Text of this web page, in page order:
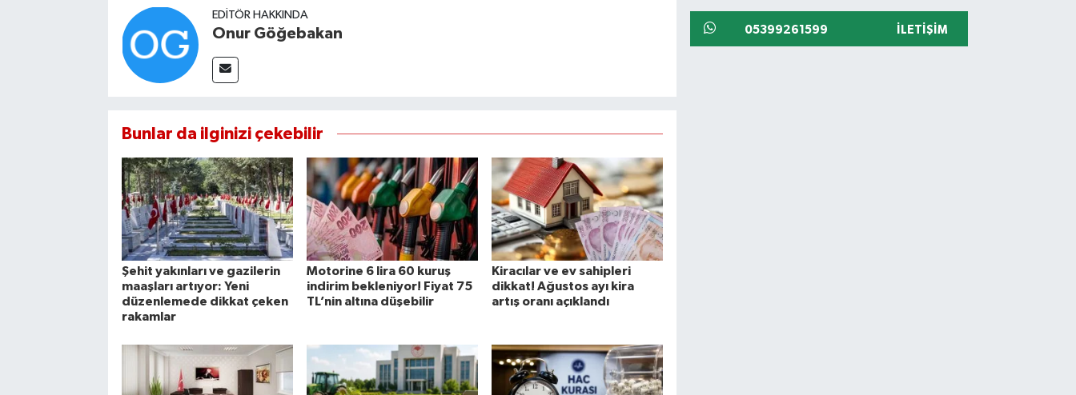
EDITÖR HAKKINDA
Onur Göğebakan
Bunlar da ilginizi çekebilir
Şehit yakınları ve gazilerin
maaşları artıyor: Yeni
düzenlemede dikkat çeken
rakamlar
Motorine 6 lira 60 kuruş
indirim bekleniyor! Fiyat 75
TL’nin altına düşebilir
Kiracılar ve ev sahipleri
dikkat! Ağustos ayı kira
artış oranı açıklandı
05399261599 İLETIŞIM